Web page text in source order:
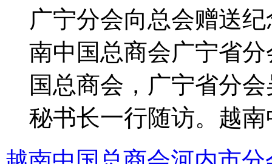
广宁分会向总会赠送
南中国总商会广宁省
国总商会，广宁省分
秘书长一行随访。越南